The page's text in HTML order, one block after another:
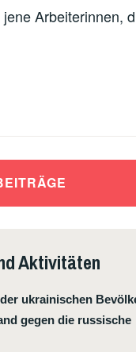
Arbeiterinnen,
Aktivitäten
ukrainischen
gegen die russische